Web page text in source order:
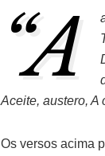
“A
Aceite, austero, A
Os versos acima